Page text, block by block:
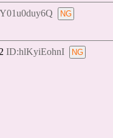
ID:hlKyiEohnI